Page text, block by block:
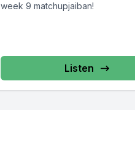
week 9 matchupjaiban!
Listen